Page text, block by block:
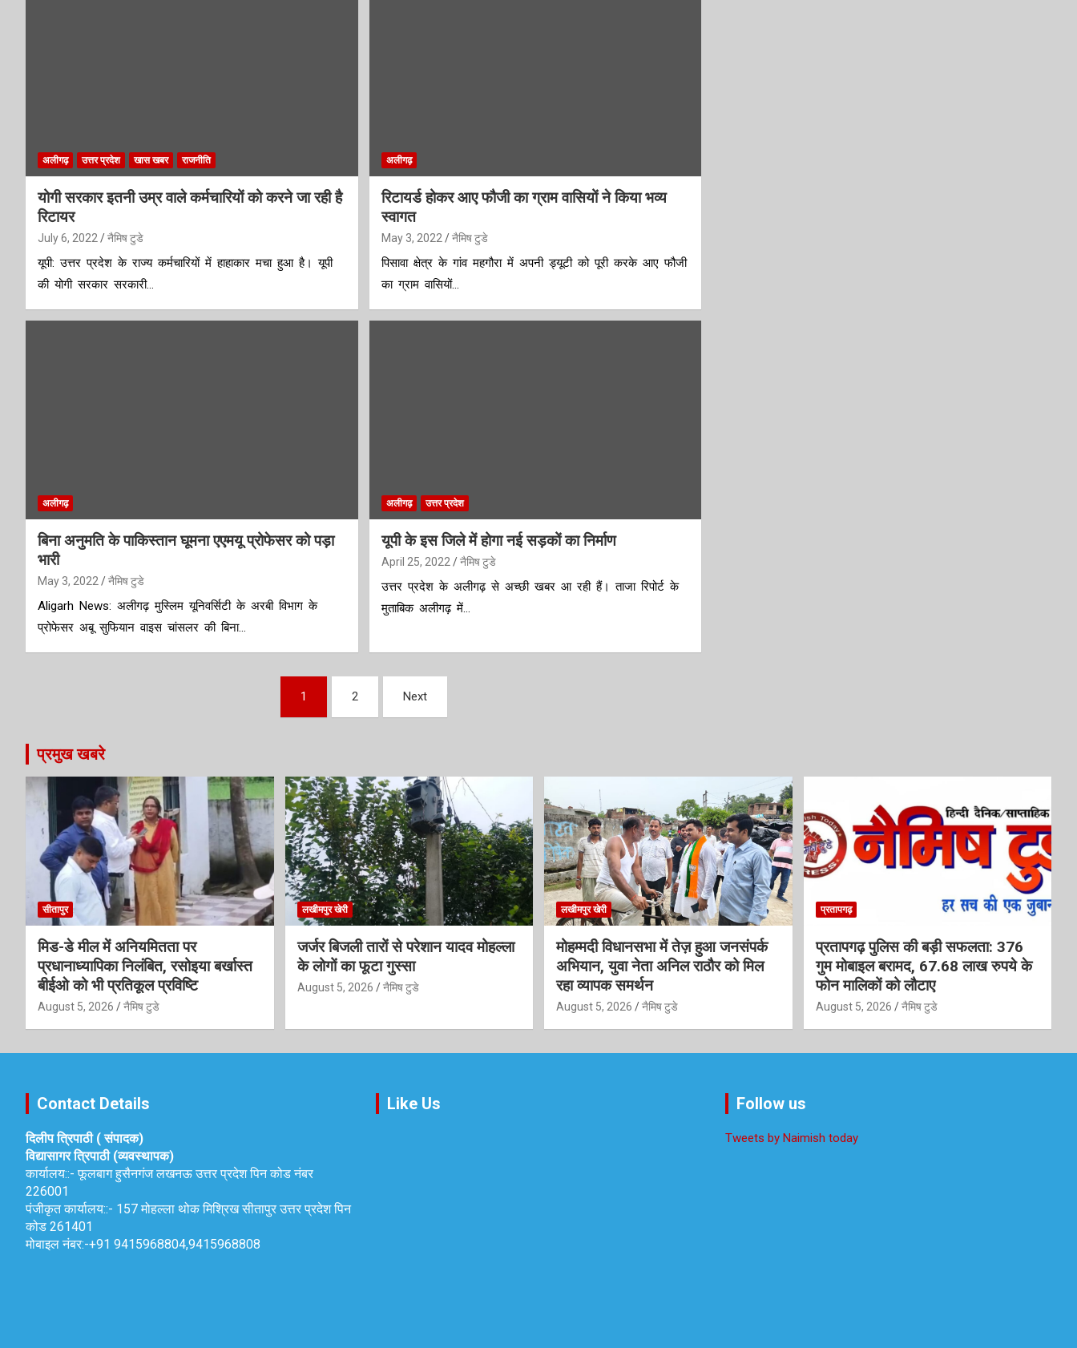
अलीगढ़ उत्तर प्रदेश खास खबर राजनीति
योगी सरकार इतनी उम्र वाले कर्मचारियों को करने जा रही है
रिटायर
July 6, 2022 नैमिष टुडे
यूपी: उत्तर प्रदेश के राज्य कर्मचारियों में हाहाकार मचा हुआ है। यूपी
की योगी सरकार सरकारी…
अलीगढ़
रिटायर्ड होकर आए फौजी का ग्राम वासियों ने किया भव्य
स्वागत
May 3, 2022 नैमिष टुडे
पिसावा क्षेत्र के गांव महगौरा में अपनी ड्यूटी को पूरी करके आए फौजी
का ग्राम वासियों…
अलीगढ़
बिना अनुमति के पाकिस्तान घूमना एएमयू प्रोफेसर को पड़ा
भारी
May 3, 2022 नैमिष टुडे
Aligarh News: अलीगढ़ मुस्लिम यूनिवर्सिटी के अरबी विभाग के
प्रोफेसर अबू सुफियान वाइस चांसलर की बिना…
अलीगढ़ उत्तर प्रदेश
यूपी के इस जिले में होगा नई सड़कों का निर्माण
April 25, 2022 नैमिष टुडे
उत्तर प्रदेश के अलीगढ़ से अच्छी खबर आ रही हैं। ताजा रिपोर्ट के
मुताबिक अलीगढ़ में…
1 2 Next
प्रमुख खबरे
सीतापुर
मिड-डे मील में अनियमितता पर
प्रधानाध्यापिका निलंबित, रसोइया बर्खास्त
बीईओ को भी प्रतिकूल प्रविष्टि
August 5, 2026 नैमिष टुडे
लखीमपुर खेरी
जर्जर बिजली तारों से परेशान यादव मोहल्ला
के लोगों का फूटा गुस्सा
August 5, 2026 नैमिष टुडे
लखीमपुर खेरी
मोहम्मदी विधानसभा में तेज़ हुआ जनसंपर्क
अभियान, युवा नेता अनिल राठौर को मिल
रहा व्यापक समर्थन
August 5, 2026 नैमिष टुडे
प्रतापगढ़
प्रतापगढ़ पुलिस की बड़ी सफलता: 376
गुम मोबाइल बरामद, 67.68 लाख रुपये के
फोन मालिकों को लौटाए
August 5, 2026 नैमिष टुडे
Contact Details
दिलीप त्रिपाठी ( संपादक)
विद्यासागर त्रिपाठी (व्यवस्थापक)
कार्यालय::-फूलबाग हुसैनगंज लखनऊ उत्तर प्रदेश पिन कोड नंबर
226001
पंजीकृत कार्यालय::- 157 मोहल्ला थोक मिश्रिख सीतापुर उत्तर प्रदेश पिन
कोड 261401
मोबाइल नंबर:-+91 9415968804,9415968808
Like Us Follow us
Tweets by Naimish today